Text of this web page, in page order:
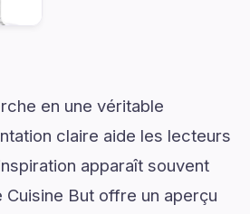
en une véritable
claire aide les lecteurs
apparaît souvent
But offre un aperçu